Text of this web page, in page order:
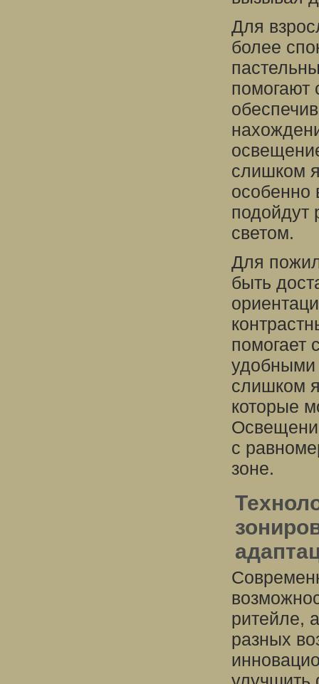
Для
более
помогают
слишком
особенно
подойдут
светом.
Для
быть
помогает
удобными
слишком
которые
с
зоне.
ритейле,
разных